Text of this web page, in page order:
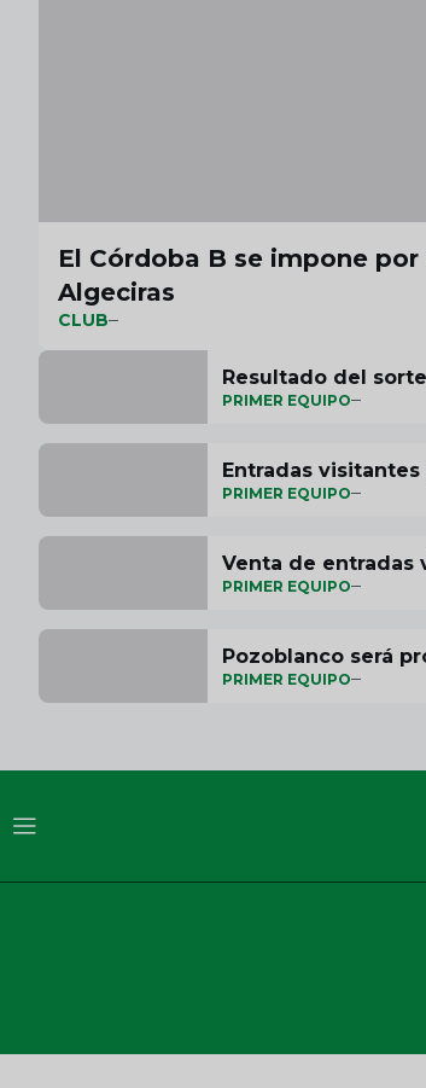
El Córdoba B se impone por
Algeciras
CLUB
Resultado del
PRIMER EQUIPO
Entradas visitantes
PRIMER EQUIPO
Venta de entradas
PRIMER EQUIPO
Pozoblanco será
PRIMER EQUIPO